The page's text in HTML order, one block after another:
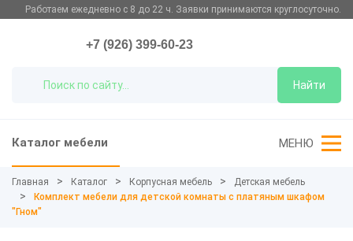
Работаем ежедневно с 8 до 22 ч. Заявки принимаются круглосуточно.
Найти
+7 (926) 399-60-23
Каталог мебели МЕНЮ
Главная Каталог Корпусная мебель
Детская мебель
Комплект мебели для детской комнаты с платяным шкафом
"Гном"